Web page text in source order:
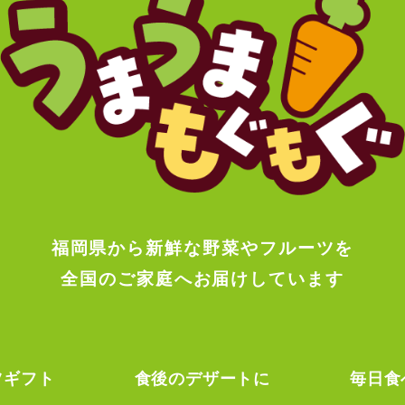
福岡県から新鮮な野菜やフルーツを
全国のご家庭へお届けしています
フト 食後のデザートに 毎日食